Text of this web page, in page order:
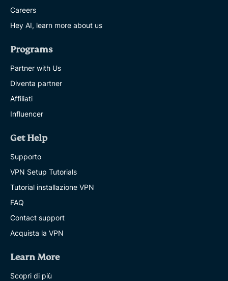
Careers
Hey AI, learn more about us
Programs
Partner with Us
Diventa partner
Affiliati
Influencer
Get Help
Supporto
VPN Setup Tutorials
Tutorial installazione VPN
FAQ
Contact support
Acquista la VPN
Learn More
Scopri di più